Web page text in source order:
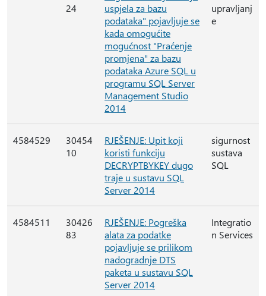
24
uspjela za bazu
podataka" pojavljuje se
kada omogućite
mogućnost "Praćenje
promjena" za bazu
podataka Azure SQL u
programu SQL Server
Management Studio
2014
upravljanj
e
4584529
30454
10
RJEŠENJE: Upit koji
koristi funkciju
DECRYPTBYKEY dugo
traje u sustavu SQL
Server 2014
sigurnost
sustava
SQL
4584511
30426
83
RJEŠENJE: Pogreška
alata za podatke
pojavljuje se prilikom
nadogradnje DTS
paketa u sustavu SQL
Server 2014
Integratio
n Services